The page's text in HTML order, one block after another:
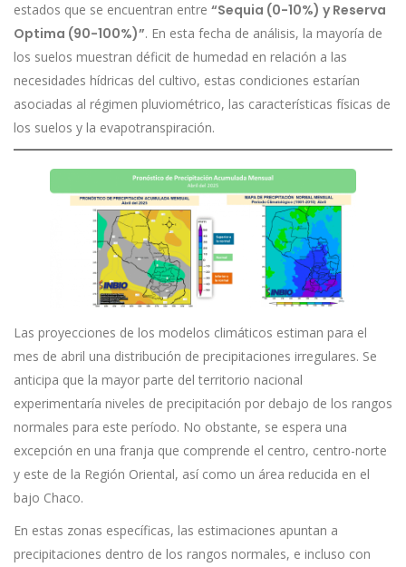
estados que se encuentran entre “Sequia (0-10%) y Reserva
Optima (90-100%)”. En esta fecha de análisis, la mayoría de
los suelos muestran déficit de humedad en relación a las
necesidades hídricas del cultivo, estas condiciones estarían
asociadas al régimen pluviométrico, las características físicas de
los suelos y la evapotranspiración.
Las proyecciones de los modelos climáticos estiman para el
mes de abril una distribución de precipitaciones irregulares. Se
anticipa que la mayor parte del territorio nacional
experimentaría niveles de precipitación por debajo de los rangos
normales para este período. No obstante, se espera una
excepción en una franja que comprende el centro, centro-norte
y este de la Región Oriental, así como un área reducida en el
bajo Chaco.
En estas zonas específicas, las estimaciones apuntan a
precipitaciones dentro de los rangos normales, e incluso con